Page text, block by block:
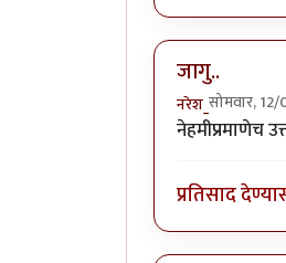
जागु..
नरेश_ सोमवार,
नेहमीप्रमाणेच
प्रतिसाद